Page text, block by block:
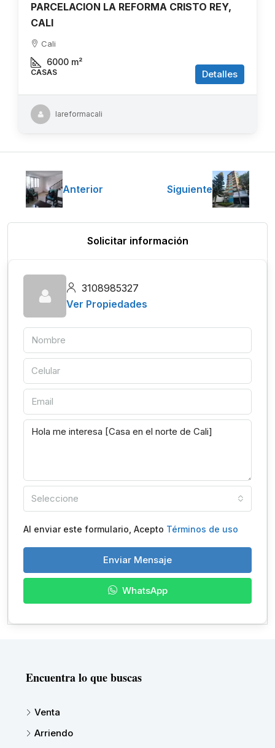
PARCELACION LA REFORMA CRISTO REY,
CALI
Cali
6000 m²
CASAS Detalles
lareformacali
Anterior Siguiente
Solicitar información
3108985327
Ver Propiedades
Seleccione
Al enviar este formulario, Acepto Términos de uso
Enviar Mensaje
WhatsApp
Encuentra lo que buscas
Venta
Arriendo